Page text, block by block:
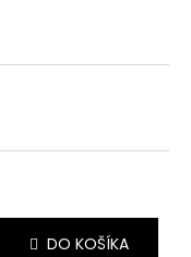
DO KOŠÍKA